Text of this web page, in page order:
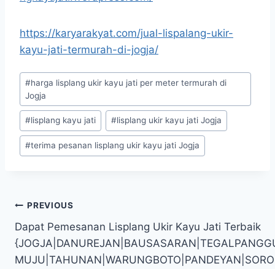
https://karyarakyat.com/jual-lispalang-ukir-
kayu-jati-termurah-di-jogja/
#harga lisplang ukir kayu jati per meter termurah di
Jogja
#lisplang kayu jati #lisplang ukir kayu jati Jogja
#terima pesanan lisplang ukir kayu jati Jogja
PREVIOUS
Dapat Pemesanan Lisplang Ukir Kayu Jati Terbaik